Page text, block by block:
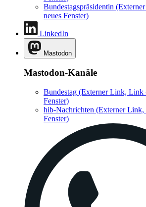
Bundestagspräsidentin
neues Fenster)
LinkedIn
Mastodon
Mastodon-Kanäle
Bundestag (Externer Link, Link
Fenster)
hib-Nachrichten (Externer Link,
Fenster)